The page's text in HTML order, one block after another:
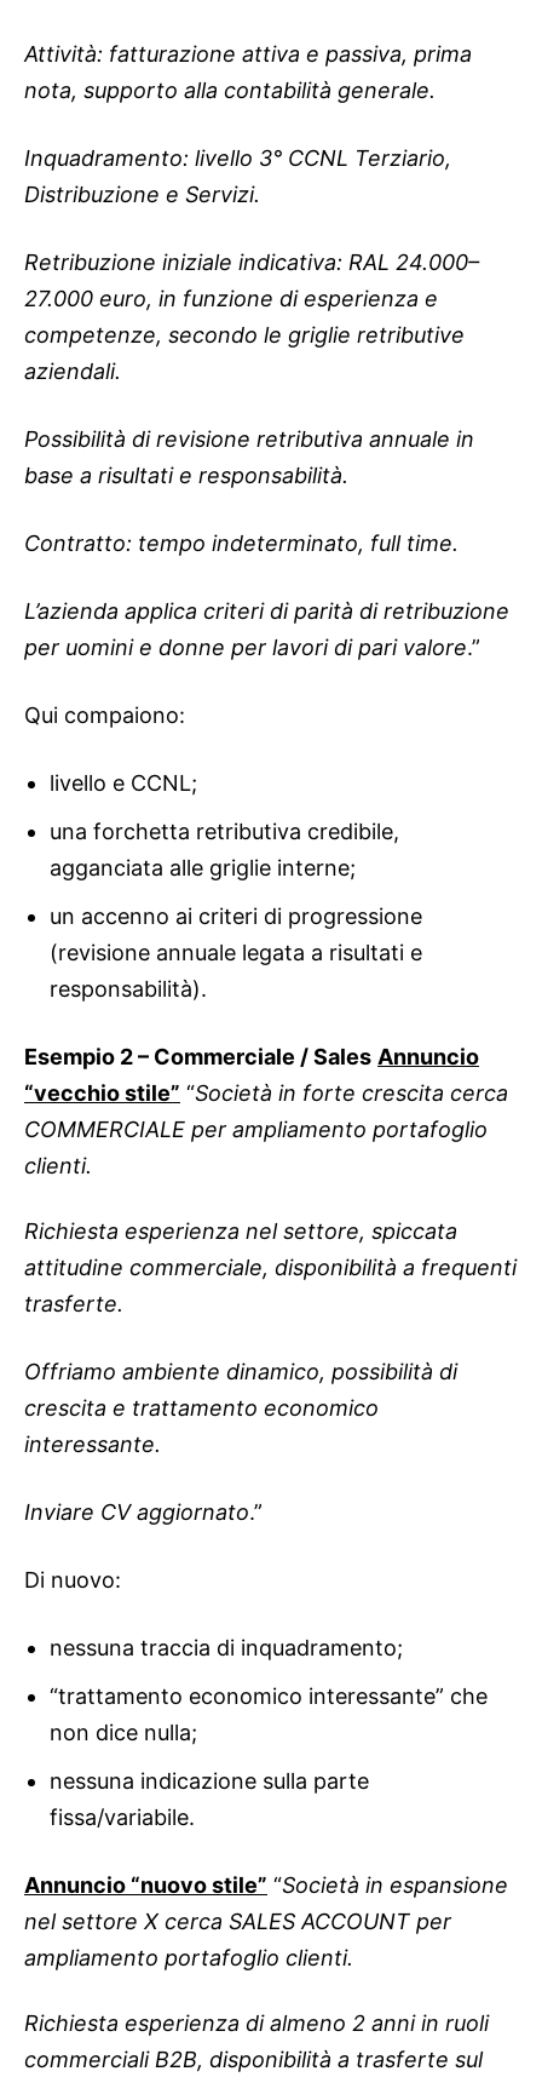
Attività: fatturazione attiva e passiva, prima
nota, supporto alla contabilità generale.
Inquadramento: livello 3° CCNL Terziario,
Distribuzione e Servizi.
Retribuzione iniziale indicativa: RAL 24.000–
27.000 euro, in funzione di esperienza e
competenze, secondo le griglie retributive
aziendali.
Possibilità di revisione retributiva annuale in
base a risultati e responsabilità.
Contratto: tempo indeterminato, full time.
L’azienda applica criteri di parità di retribuzione
per uomini e donne per lavori di pari valore.”
Qui compaiono:
livello e CCNL;
una forchetta retributiva credibile,
agganciata alle griglie interne;
un accenno ai criteri di progressione
(revisione annuale legata a risultati e
responsabilità).
Esempio 2 – Commerciale / Sales Annuncio
“vecchio stile” “Società in forte crescita cerca
COMMERCIALE per ampliamento portafoglio
clienti.
Richiesta esperienza nel settore, spiccata
attitudine commerciale, disponibilità a frequenti
trasferte.
Offriamo ambiente dinamico, possibilità di
crescita e trattamento economico
interessante.
Inviare CV aggiornato.”
Di nuovo:
nessuna traccia di inquadramento;
“trattamento economico interessante” che
non dice nulla;
nessuna indicazione sulla parte
fissa/variabile.
Annuncio “nuovo stile” “Società in espansione
nel settore X cerca SALES ACCOUNT per
ampliamento portafoglio clienti.
Richiesta esperienza di almeno 2 anni in ruoli
commerciali B2B, disponibilità a trasferte sul